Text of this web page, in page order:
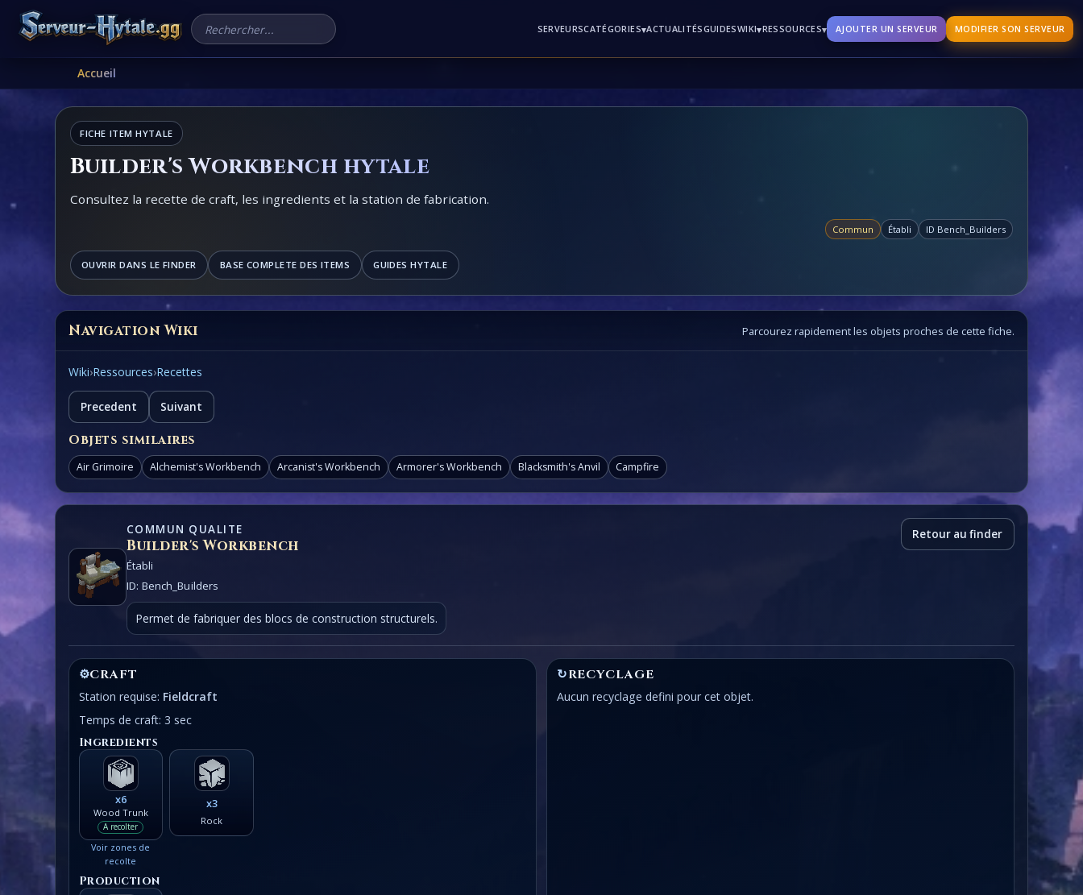
Rechercher un serveur SERVEURSCATÉGORIES▾ACTUALITÉSGUIDESWIKI▾RESSOURCES▾ AJOUTER UN SERVEUR MODIFIER SON SERVEUR
Accueil
FICHE ITEM HYTALE
Builder's Workbench hytale
Consultez la recette de craft, les ingredients et la station de fabrication.
Commun Établi ID Bench_Builders
OUVRIR DANS LE FINDER BASE COMPLETE DES ITEMS GUIDES HYTALE
Navigation Wiki Parcourez rapidement les objets proches de cette fiche.
Wiki›Ressources›Recettes
Precedent Suivant
Objets similaires
Air Grimoire Alchemist's Workbench Arcanist's Workbench Armorer's Workbench Blacksmith's Anvil Campfire
COMMUN QUALITE
Builder's Workbench
Établi
ID: Bench_Builders
Permet de fabriquer des blocs de construction structurels.
Retour au finder
⚙CRAFT
Station requise: Fieldcraft
Temps de craft: 3 sec
Ingredients
x6
Wood Trunk
A recolter
Voir zones de
recolte
x3
Rock
Production
↻RECYCLAGE
Aucun recyclage defini pour cet objet.